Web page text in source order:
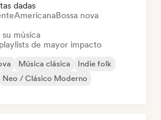
dadas
AmericanaBossa nova
su música
de mayor impacto
Música clásica
Indie folk
Neo / Clásico Moderno